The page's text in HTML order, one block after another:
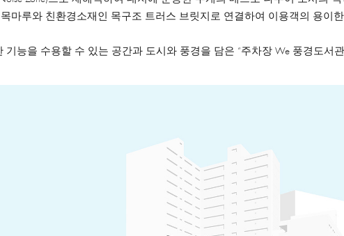
마루와 친환경소재인 목구조 트러스 브릿지로 연결하여 이용객의 용이
능을 수용할 수 있는 공간과 도시와 풍경을 담은 “주차장 We 풍경도서